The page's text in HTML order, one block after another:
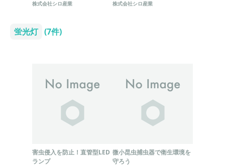
株式会社シロ産業 株式会社シロ産業
蛍光灯 (7件)
害虫侵入を防止！直管型LED
ランプ
微小昆虫捕虫器で衛生環境を
守ろう